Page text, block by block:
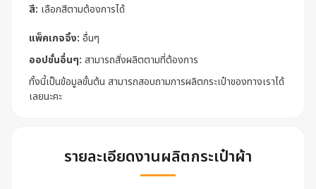
สี: เลือกสีตามต้องการได้
แพ็คเกจจิ้ง: อื่นๆ
ออปชั่นอื่นๆ: สามารถสั่งผลิตตามที่ต้องการ
ทั้งนี้เป็นข้อมูลขั้นต้น สามารถสอบถามการผลิตกระเป๋าของทางเราได้
เลยนะคะ
รายละเอียดงานผลิตกระเป๋าผ้า